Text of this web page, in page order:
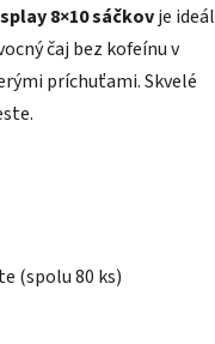
8×10 sáčkovje
čaj bez kofeínu v
príchuťami. Skvelé
(spolu 80 ks)